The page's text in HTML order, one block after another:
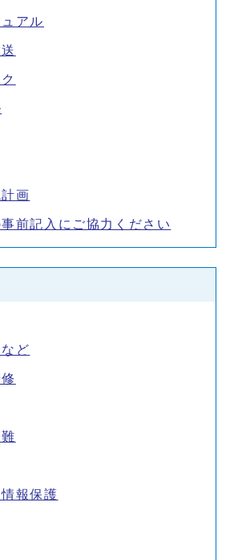
アル
画
前記入にご協力ください
ど
報保護